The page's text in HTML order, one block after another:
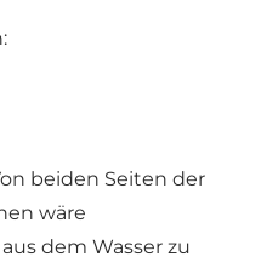
beiden Seiten der
wäre
dem Wasser zu